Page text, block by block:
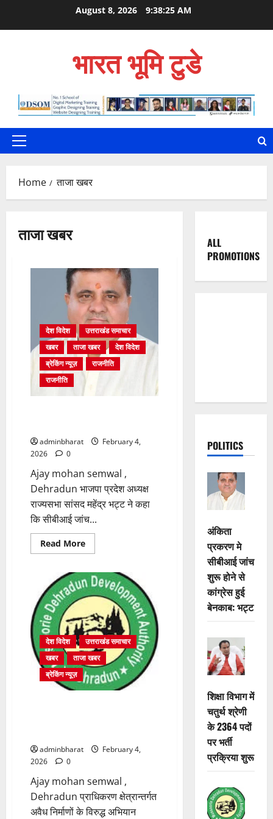
August 8, 2026 9:38:26 AM
भारत भूमि टुडे
Primary
Home ताजा खबर
ताजा खबर
देश विदेश
उत्तराखंड समाचार
खबर
ताजा खबर
देश विदेश
ब्रेकिंग न्यूज़
राजनीति
राजनीति
adminbharat
February 4,
2026
0
Ajay mohan semwal ,
Dehradun भाजपा प्रदेश अध्यक्ष
राज्यसभा सांसद महेंद्र भट्ट ने कहा
कि सीबीआई जांच...
Read MoreRead
more
प्रकरण
मे
सीबीआई
जांच
शुरू
होने
से
कांग्रेस
हुई
बेनकाब:
भट्ट
देश विदेश
उत्तराखंड समाचार
खबर
ताजा खबर
ब्रेकिंग न्यूज़
adminbharat
February 4,
2026
0
Ajay mohan semwal ,
Dehradun प्राधिकरण क्षेत्रान्तर्गत
अवैध निर्माणों के विरुद्ध अभियान
ALL
PROMOTIONS
POLITICS
अंकिता
प्रकरण मे
सीबीआई जांच
शुरू होने से
कांग्रेस हुई
बेनकाब: भट्ट
शिक्षा विभाग में
चतुर्थ श्रेणी
के 2364 पदों
पर भर्ती
प्रक्रिया शुरू